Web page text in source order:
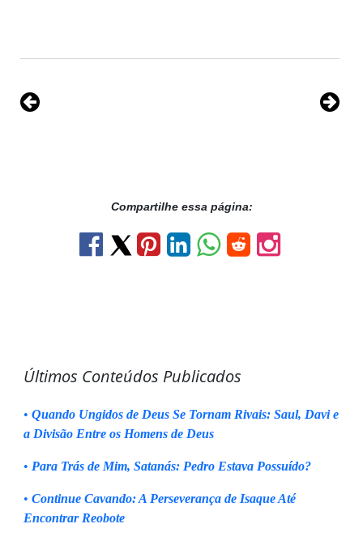
Compartilhe essa página:
Últimos Conteúdos Publicados
• Quando Ungidos de Deus Se Tornam Rivais: Saul, Davi e
a Divisão Entre os Homens de Deus
• Para Trás de Mim, Satanás: Pedro Estava Possuído?
• Continue Cavando: A Perseverança de Isaque Até
Encontrar Reobote